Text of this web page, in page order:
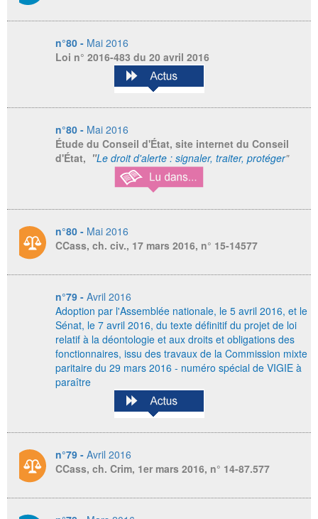
n°80 - Mai 2016
Loi n° 2016-483 du 20 avril 2016
n°80 - Mai 2016
Étude du Conseil d'État, site internet du Conseil
d'État, "Le droit d'alerte : signaler, traiter, protéger"
n°80 - Mai 2016
CCass, ch. civ., 17 mars 2016, n° 15-14577
n°79 - Avril 2016
Adoption par l'Assemblée nationale, le 5 avril 2016, et le
Sénat, le 7 avril 2016, du texte définitif du projet de loi
relatif à la déontologie et aux droits et obligations des
fonctionnaires, issu des travaux de la Commission mixte
paritaire du 29 mars 2016 - numéro spécial de VIGIE à
paraître
n°79 - Avril 2016
CCass, ch. Crim, 1er mars 2016, n° 14-87.577